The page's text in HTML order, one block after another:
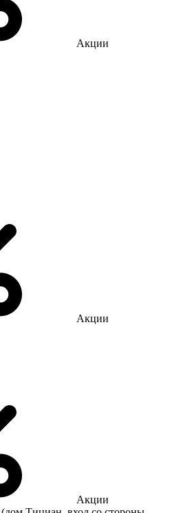
Акции
Акции
Акции